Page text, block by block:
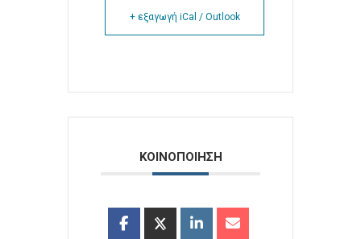
+ εξαγωγή iCal / Outlook
ΚΟΙΝΟΠΟΙΗΣΗ